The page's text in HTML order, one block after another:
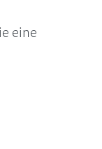
eine